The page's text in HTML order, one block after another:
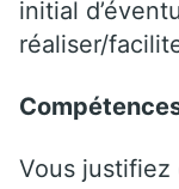
initial
réaliser/
Vous justifiez